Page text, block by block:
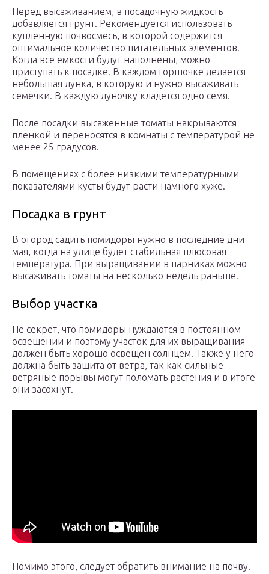
Перед высаживанием, в посадочную жидкость
добавляется грунт. Рекомендуется использовать
купленную почвосмесь, в которой содержится
оптимальное количество питательных элементов.
Когда все емкости будут наполнены, можно
приступать к посадке. В каждом горшочке делается
небольшая лунка, в которую и нужно высаживать
семечки. В каждую луночку кладется одно семя.
После посадки высаженные томаты накрываются
пленкой и переносятся в комнаты с температурой не
менее 25 градусов.
В помещениях с более низкими температурными
показателями кусты будут расти намного хуже.
Посадка в грунт
В огород садить помидоры нужно в последние дни
мая, когда на улице будет стабильная плюсовая
температура. При выращивании в парниках можно
высаживать томаты на несколько недель раньше.
Выбор участка
Не секрет, что помидоры нуждаются в постоянном
освещении и поэтому участок для их выращивания
должен быть хорошо освещен солнцем. Также у него
должна быть защита от ветра, так как сильные
ветряные порывы могут поломать растения и в итоге
они засохнут.
Помимо этого, следует обратить внимание на почву.